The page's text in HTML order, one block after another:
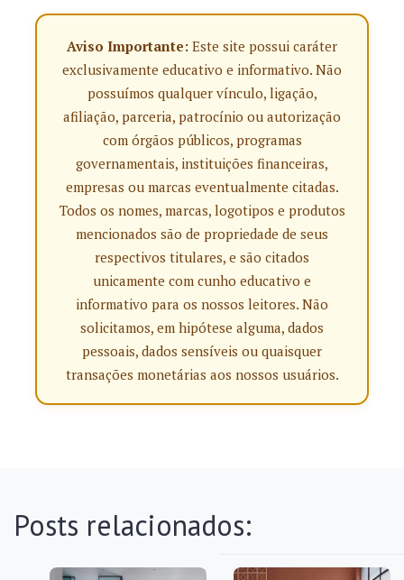
Aviso Importante: Este site possui caráter
exclusivamente educativo e informativo. Não
possuímos qualquer vínculo, ligação,
afiliação, parceria, patrocínio ou autorização
com órgãos públicos, programas
governamentais, instituições financeiras,
empresas ou marcas eventualmente citadas.
Todos os nomes, marcas, logotipos e produtos
mencionados são de propriedade de seus
respectivos titulares, e são citados
unicamente com cunho educativo e
informativo para os nossos leitores. Não
solicitamos, em hipótese alguma, dados
pessoais, dados sensíveis ou quaisquer
transações monetárias aos nossos usuários.
Posts relacionados: